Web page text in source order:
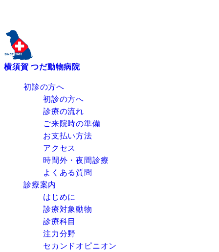
横須賀 つだ動物病院
初診の方へ
初診の方へ
診療の流れ
ご来院時の準備
お支払い方法
アクセス
時間外・夜間診療
よくある質問
診療案内
はじめに
診療対象動物
診療科目
注力分野
セカンドオピニオン